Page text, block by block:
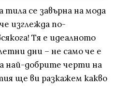
тила се завърна на мода
изглежда по-
Тя е идеалното
дни – не само че е
най-добрите черти на
ще ви разкажем какво